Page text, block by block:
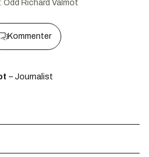
Odd Richard Valmot
Kommenter
– Journalist